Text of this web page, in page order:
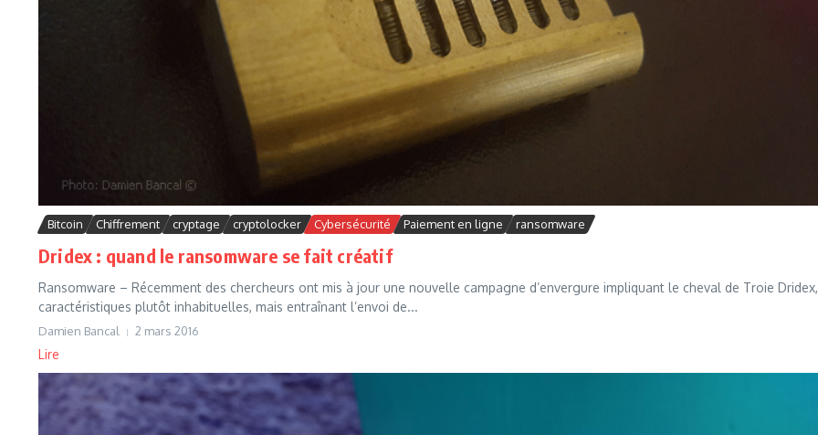
Bitcoin Chiffrement cryptage cryptolocker Cybersécurité Paiement en ligne ransomware
Dridex : quand le ransomware se fait créatif
Ransomware – Récemment des chercheurs ont mis à jour une nouvelle campagne d’envergure impliquant le cheval de Troie
caractéristiques plutôt inhabituelles, mais entraînant l’envoi de...
Damien Bancal 2 mars 2016
Lire